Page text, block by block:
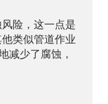
险，这一点是
类似管道作业
减少了腐蚀，